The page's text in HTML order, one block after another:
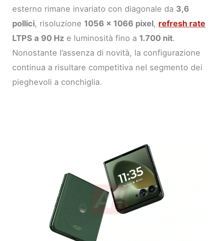
esterno rimane invariato con diagonale da 3,6
pollici, risoluzione 1056 x 1066 pixel, refresh rate
LTPS a 90 Hz e luminosità fino a 1.700 nit.
Nonostante l’assenza di novità, la configurazione
continua a risultare competitiva nel segmento dei
pieghevoli a conchiglia.